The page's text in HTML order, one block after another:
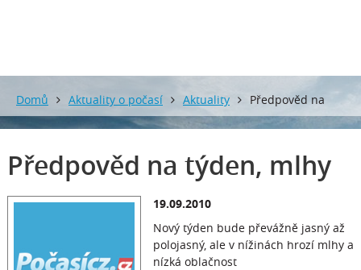
Domů Aktuality o počasí Aktuality Předpověd na
týden, mlhy
Předpověd na týden, mlhy
19.09.2010
Nový týden bude převážně jasný až
polojasný, ale v nížinách hrozí mlhy a
nízká oblačnost